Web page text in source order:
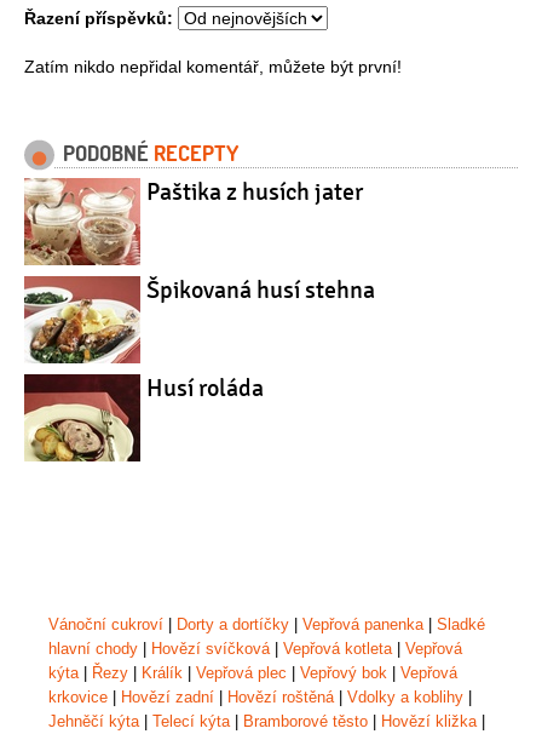
Řazení příspěvků:
Zatím nikdo nepřidal komentář, můžete být první!
PODOBNÉ RECEPTY
Paštika z husích jater
Špikovaná husí stehna
Husí roláda
Vánoční cukroví | Dorty a dortíčky | Vepřová panenka | Sladké
hlavní chody | Hovězí svíčková | Vepřová kotleta | Vepřová
kýta | Řezy | Králík | Vepřová plec | Vepřový bok | Vepřová
krkovice | Hovězí zadní | Hovězí roštěná | Vdolky a koblihy |
Jehněčí kýta | Telecí kýta | Bramborové těsto | Hovězí kližka |